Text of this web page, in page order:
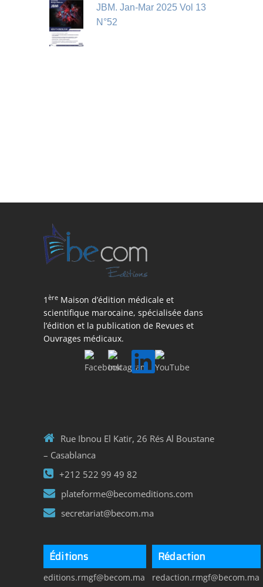
JBM. Jan-Mar 2025 Vol 13
N°52
1 ère Maison d’édition médicale et
scientifique marocaine, spécialisée dans
l’édition et la publication de Revues et
Ouvrages médicaux.
Rue Ibnou El Katir, 26 Rés Al Boustane
– Casablanca
+212 522 99 49 82
plateforme@becomeditions.com
secretariat@becom.ma
Éditions
editions.rmgf@becom.ma
Rédaction
redaction.rmgf@becom.ma